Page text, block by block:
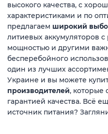
высокого качества, с
характеристиками и по
предлагаем широкий
литиевых аккумуляторов
мощностью и другими
бесперебойного
один из лучших
Украине и вы можете
производителей, которые
гарантией качества. Всё
источник питания?